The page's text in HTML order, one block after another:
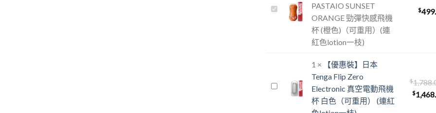
【優
FLIP
SUNSET
ORANGE
PASTAIO SUNSET
ORANGE 勁彈快感飛機
杯 (橙色)（可重用）(連
紅色lotion一枝)
$
【優
1 ×
【優惠裝】日本
Tenga Flip Zero
Electronic 真空電動飛機
杯 白色（可重用） (連紅
$
$